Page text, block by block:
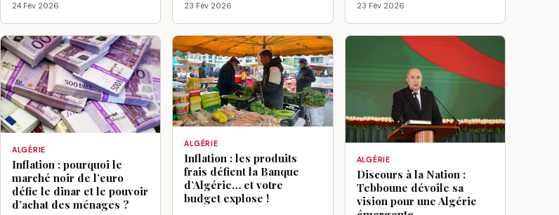
24 Fév 2026 23 Fév 2026 23 Fév 2026
ALGÉRIE
Inflation : pourquoi le
marché noir de l’euro
défie le dinar et le pouvoir
d’achat des ménages ?
ALGÉRIE
Inflation : les produits
frais défient la Banque
d’Algérie… et votre
budget explose !
ALGÉRIE
Discours à la Nation :
Tebboune dévoile sa
vision pour une Algérie